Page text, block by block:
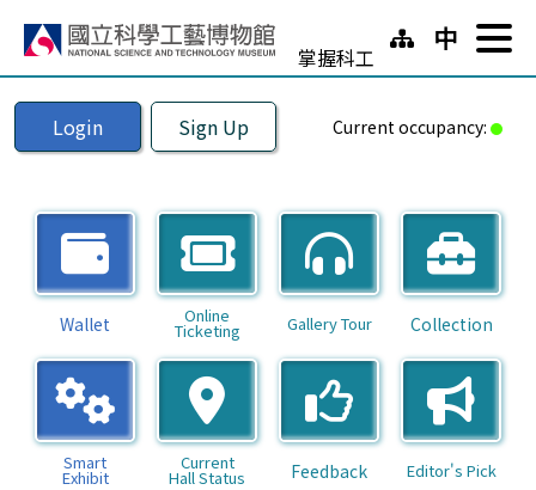
主
要
塊
掌
握
科
行
動
版
掌握科工
中
Login
Sign Up Current occupancy:
Wallet Online
Ticketing Gallery Tour Collection
Smart
Exhibit
Current
HallStatus Feedback Editor's Pick